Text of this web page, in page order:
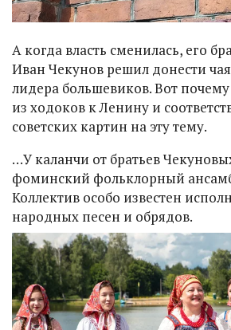
А когда власть сменилась, его
Иван Чекунов решил донести
лидера большевиков. Вот
из ходоков к Ленину и
советских картин на эту тему.
…У каланчи от братьев
фоминский фольклорный
Коллектив особо известен
народных песен и обрядов.